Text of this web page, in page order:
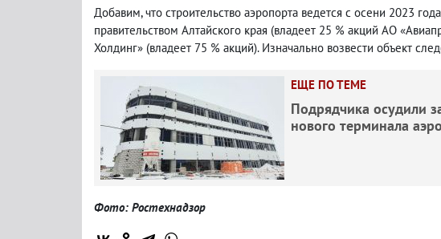
Добавим, что строительство аэропорта ведется с осени 2023
правительством Алтайского края (владеет 25 % акций АО
Холдинг» (владеет 75 % акций). Изначально возвести объект
ЕЩЕ ПО ТЕМЕ
Подрядчика осудили
нового терминала
Фото: Ростехнадзор